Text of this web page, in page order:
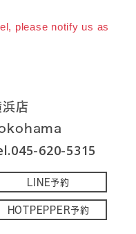
please notify us as
浜店
620-5315
LINE予約
HOTPEPPER予約